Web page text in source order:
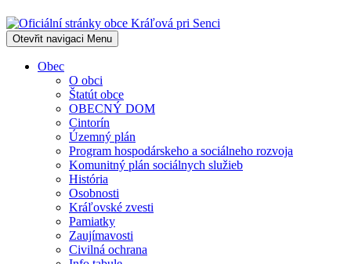
Otevřit navigaci Menu
Obec
O obci
Štatút obce
OBECNÝ DOM
Cintorín
Územný plán
Program hospodárskeho a sociálneho rozvoja
Komunitný plán sociálnych služieb
História
Osobnosti
Kráľovské zvesti
Pamiatky
Zaujímavosti
Civilná ochrana